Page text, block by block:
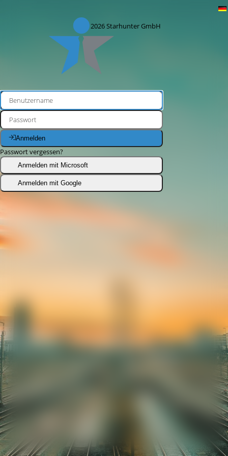
Anmelden
Passwort vergessen?
Anmelden mit Microsoft
Anmelden mit Google
© 2026Starhunter GmbH